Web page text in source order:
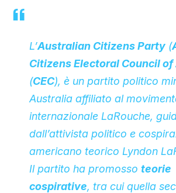
L’Australian Citizens Party (
Citizens Electoral Council
(CEC), è un partito politico
Australia affiliato al
internazionale LaRouche,
dall’attivista politico e
americano teorico Lyndon
Il partito ha promosso teorie
cospirative, tra cui quella